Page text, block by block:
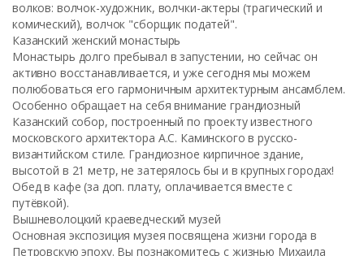
волков: волчок-художник, волчки-актеры (трагический и
комический), волчок "сборщик податей".
Казанский женский монастырь
Монастырь долго пребывал в запустении, но сейчас он
активно восстанавливается, и уже сегодня мы можем
полюбоваться его гармоничным архитектурным ансамблем.
Особенно обращает на себя внимание грандиозный
Казанский собор, построенный по проекту известного
московского архитектора А.С. Каминского в русско-
византийском стиле. Грандиозное кирпичное здание,
высотой в 21 метр, не затерялось бы и в крупных городах!
Обед в кафе (за доп. плату, оплачивается вместе с
путёвкой).
Вышневолоцкий краеведческий музей
Основная экспозиция музея посвящена жизни города в
Петровскую эпоху. Вы познакомитесь с жизнью Михаила